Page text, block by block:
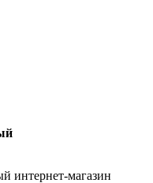
интернет-магазин